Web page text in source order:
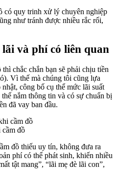
có quy trinh xử lý chuyên nghiệp
như tránh được nhiều rắc rối,
và phí có liên quan
chắc chắn bạn sẽ phải chịu tiền
Vì thế mà chúng tôi cũng lựa
công bố cụ thể mức lãi suất
nắm thông tin và có sự chuẩn bị
đã vay ban đầu.
cầm đồ
đồ thiếu uy tín, không đưa ra
phí có thể phát sinh, khiến nhiều
tật mang”, “lãi mẹ đè lãi con”,